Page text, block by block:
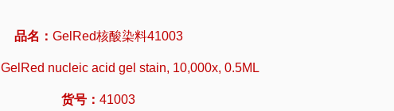
品名： GelRed核酸染料41003
GelRed nucleic acid gel stain, 10,000x, 0.5ML
货号： 41003